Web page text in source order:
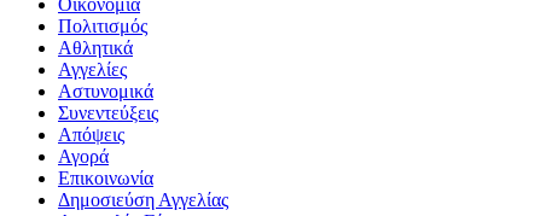
Πολιτισμός
Αθλητικά
Αγγελίες
Αστυνομικά
Συνεντεύξεις
Απόψεις
Αγορά
Επικοινωνία
Δημοσιεύση Αγγελίας